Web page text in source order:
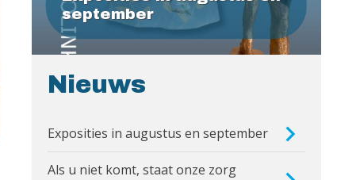
september
Nieuws
Exposities in augustus en september
Als u niet komt, staat onze zorg